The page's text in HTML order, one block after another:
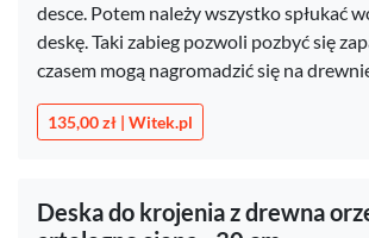
desce. Potem należy wszystko spłukać
deskę. Taki zabieg pozwoli pozbyć się
czasem mogą nagromadzić się na
135,00 zł | Witek.pl
Deska do krojenia z drewna